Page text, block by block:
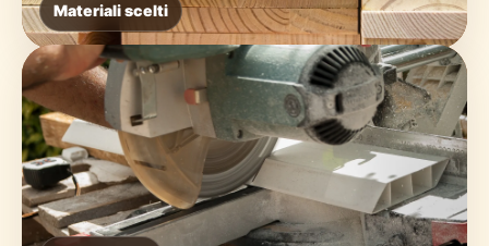
Materiali scelti